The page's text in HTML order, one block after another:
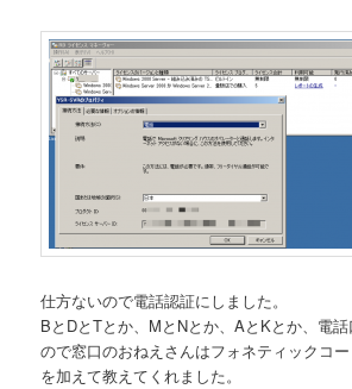
仕方ないので電話認証にしました。
BとDとTとか、MとNとか、AとKとか、電
ので窓口のおねえさんはフォネティックコ
を加えて教えてくれました。